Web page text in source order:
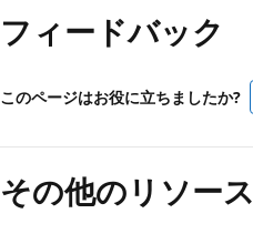
フィードバック
このページはお役に立ちましたか?
その他のリソース